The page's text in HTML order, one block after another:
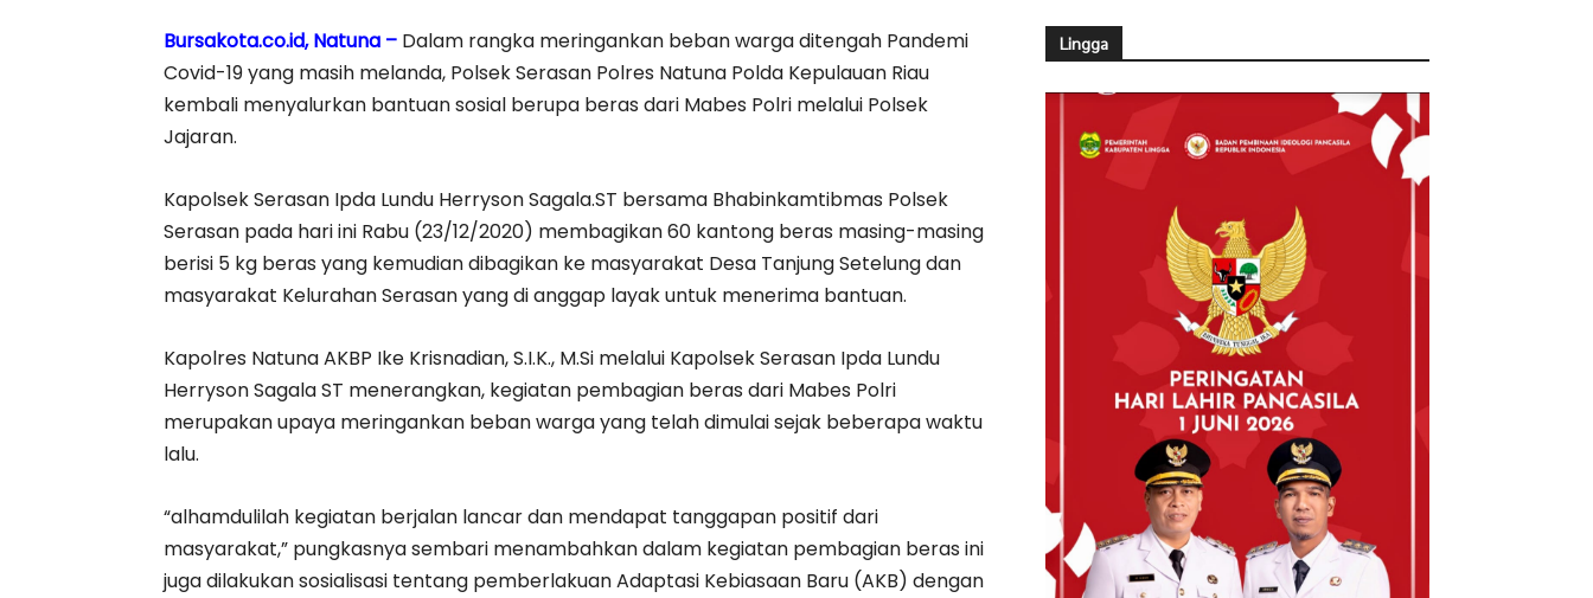
Bursakota.co.id, Natuna – Dalam rangka meringankan beban warga ditengah Pandemi
Covid-19 yang masih melanda, Polsek Serasan Polres Natuna Polda Kepulauan Riau
kembali menyalurkan bantuan sosial berupa beras dari Mabes Polri melalui Polsek
Jajaran.
Kapolsek Serasan Ipda Lundu Herryson Sagala.ST bersama Bhabinkamtibmas Polsek
Serasan pada hari ini Rabu (23/12/2020) membagikan 60 kantong beras masing-masing
berisi 5 kg beras yang kemudian dibagikan ke masyarakat Desa Tanjung Setelung dan
masyarakat Kelurahan Serasan yang di anggap layak untuk menerima bantuan.
Kapolres Natuna AKBP Ike Krisnadian, S.I.K., M.Si melalui Kapolsek Serasan Ipda Lundu
Herryson Sagala ST menerangkan, kegiatan pembagian beras dari Mabes Polri
merupakan upaya meringankan beban warga yang telah dimulai sejak beberapa waktu
lalu.
“alhamdulilah kegiatan berjalan lancar dan mendapat tanggapan positif dari
masyarakat,” pungkasnya sembari menambahkan dalam kegiatan pembagian beras ini
juga dilakukan sosialisasi tentang pemberlakuan Adaptasi Kebiasaan Baru (AKB) dengan
Lingga